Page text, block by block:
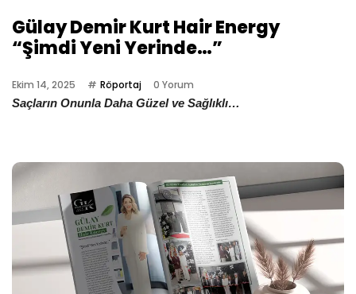
Gülay Demir Kurt Hair Energy
“Şimdi Yeni Yerinde…”
Ekim 14, 2025 Röportaj
0 Yorum
Saçların Onunla Daha Güzel ve Sağlıklı…